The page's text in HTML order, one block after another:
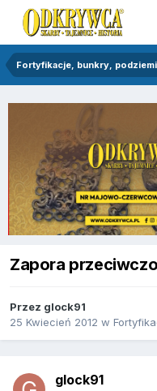
Fortyfikacje, bunkry,
Zapora
Przez glock91
25 Kwiecień 2012 w
glock91